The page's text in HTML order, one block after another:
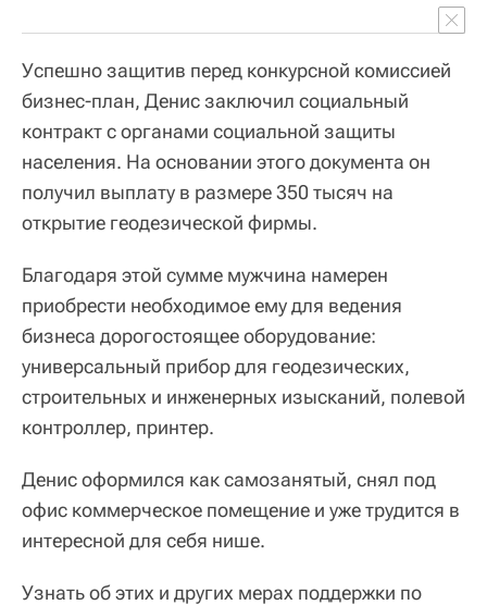
Успешно защитив перед конкурсной комиссией
бизнес-план, Денис заключил социальный
контракт с органами социальной защиты
населения. На основании этого документа он
получил выплату в размере 350 тысяч на
открытие геодезической фирмы.
Благодаря этой сумме мужчина намерен
приобрести необходимое ему для ведения
бизнеса дорогостоящее оборудование:
универсальный прибор для геодезических,
строительных и инженерных изысканий, полевой
контроллер, принтер.
Денис оформился как самозанятый, снял под
офис коммерческое помещение и уже трудится в
интересной для себя нише.
Узнать об этих и других мерах поддержки по